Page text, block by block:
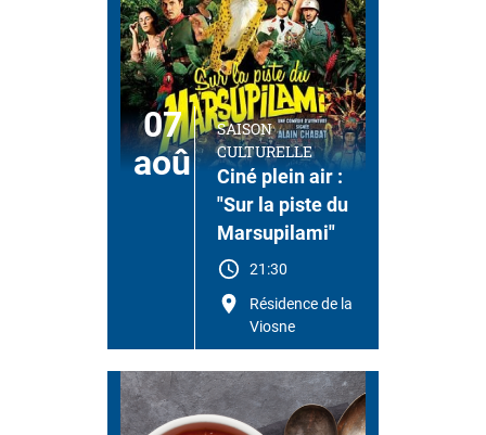
07
aoû
SAISON
CULTURELLE
Ciné plein air :
"Sur la piste du
Marsupilami"
21:30
Résidence de la
Viosne